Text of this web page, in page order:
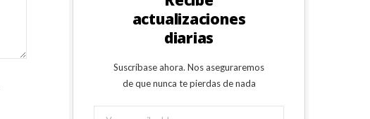
actualizaciones
diarias
Suscríbase ahora. Nos aseguraremos
de que nunca te pierdas de nada